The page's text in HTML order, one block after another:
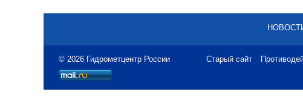
© 2026 Гидрометцентр России Старый сайт